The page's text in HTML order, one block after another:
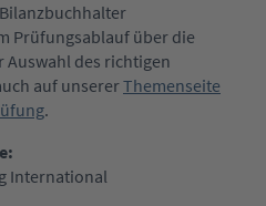
Prüfungsablauf über die
des richtigen
auf unsererThemenseite
.
International